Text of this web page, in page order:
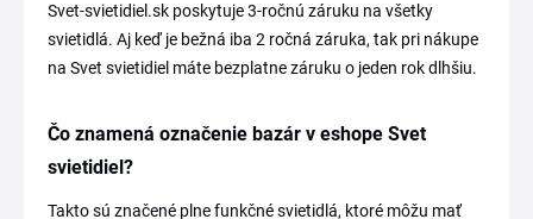
Svet-svietidiel.sk poskytuje 3-ročnú záruku na všetky
svietidlá. Aj keď je bežná iba 2 ročná záruka, tak pri nákupe
na Svet svietidiel máte bezplatne záruku o jeden rok dlhšiu.
Čo znamená označenie bazár v eshope Svet
svietidiel?
Takto sú značené plne funkčné svietidlá, ktoré môžu mať